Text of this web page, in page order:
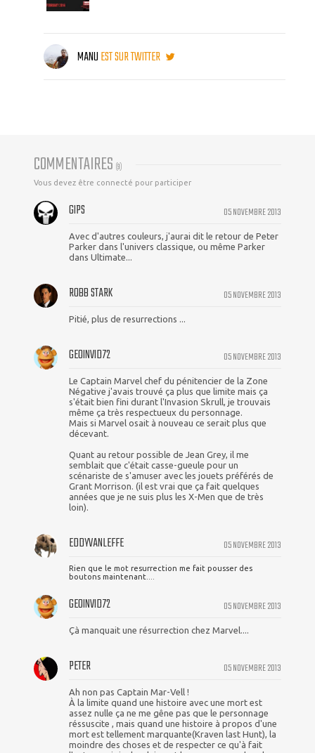
MANUEST SUR TWITTER
COMMENTAIRES (9)
Vous devez être connecté pour participer
05 NOVEMBRE 2013
GIPS
Avec d'autres couleurs, j'aurai dit le retour de Peter
Parker dans l'univers classique, ou même Parker
dans Ultimate...
05 NOVEMBRE 2013
ROBB STARK
Pitié, plus de resurrections ...
05 NOVEMBRE 2013
GEOINVID72
Le Captain Marvel chef du pénitencier de la Zone
Négative j'avais trouvé ça plus que limite mais ça
s'était bien fini durant l'Invasion Skrull, je trouvais
même ça très respectueux du personnage.
Mais si Marvel osait à nouveau ce serait plus que
décevant.
Quant au retour possible de Jean Grey, il me
semblait que c'était casse-gueule pour un
scénariste de s'amuser avec les jouets préférés de
Grant Morrison. (il est vrai que ça fait quelques
années que je ne suis plus les X-Men que de très
loin).
05 NOVEMBRE 2013
EDDYVANLEFFE
Rien que le mot resurrection me fait pousser des
boutons maintenant....
05 NOVEMBRE 2013
GEOINVID72
Çà manquait une résurrection chez Marvel....
05 NOVEMBRE 2013
PETER
Ah non pas Captain Mar-Vell !
À la limite quand une histoire avec une mort est
assez nulle ça ne me gêne pas que le personnage
réssuscite , mais quand une histoire à propos d'une
mort est tellement marquante(Kraven last Hunt), la
moindre des choses et de respecter ce qu'à fait